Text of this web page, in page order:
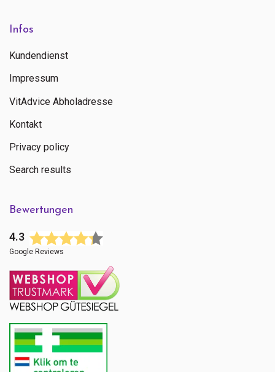
Infos
Kundendienst
Impressum
VitAdvice Abholadresse
Kontakt
Privacy policy
Search results
Bewertungen
4.3
Google Reviews